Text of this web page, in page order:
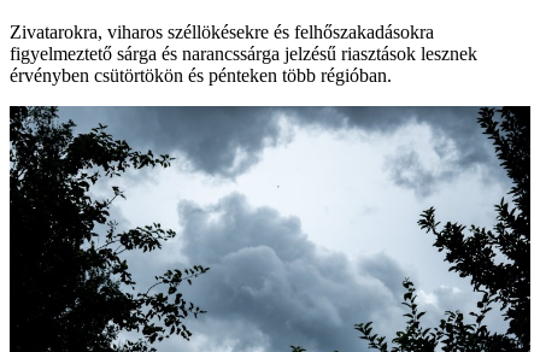
Zivatarokra, viharos széllökésekre és felhőszakadásokra
figyelmeztető sárga és narancssárga jelzésű riasztások lesznek
érvényben csütörtökön és pénteken több régióban.